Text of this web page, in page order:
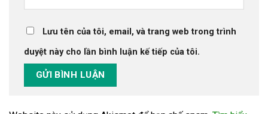
Lưu tên của tôi, email, và trang web trong trình
duyệt này cho lần bình luận kế tiếp của tôi.